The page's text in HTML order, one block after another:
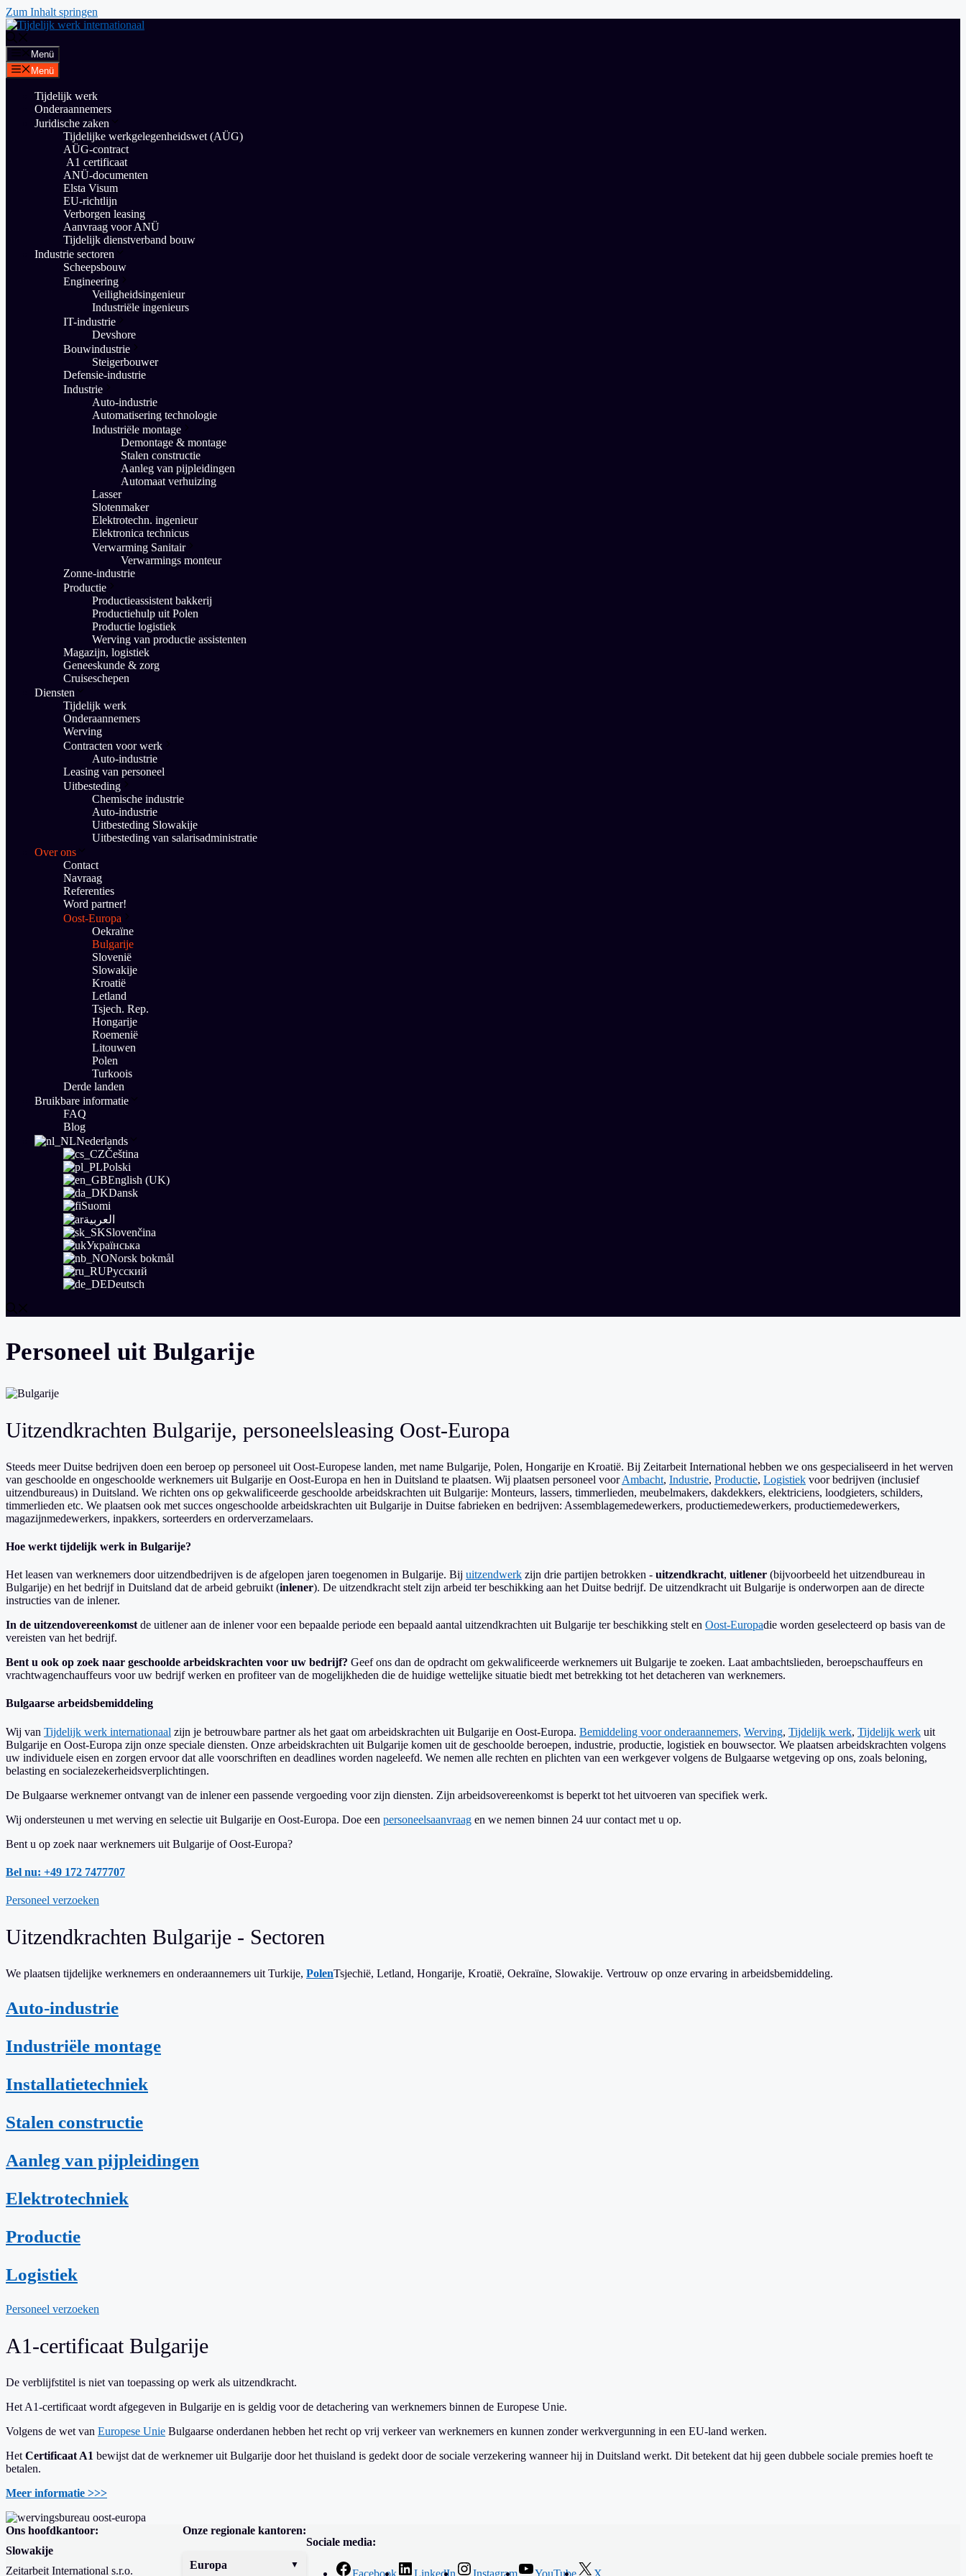
Zum Inhalt springen
Menü
Menü
Tijdelijk werk
Onderaannemers
Juridische zaken
Tijdelijke werkgelegenheidswet (AÜG)
AÜG-contract
A1 certificaat
ANÜ-documenten
Elsta Visum
EU-richtlijn
Verborgen leasing
Aanvraag voor ANÜ
Tijdelijk dienstverband bouw
Industrie sectoren
Scheepsbouw
Engineering
Veiligheidsingenieur
Industriële ingenieurs
IT-industrie
Devshore
Bouwindustrie
Steigerbouwer
Defensie-industrie
Industrie
Auto-industrie
Automatisering technologie
Industriële montage
Demontage & montage
Stalen constructie
Aanleg van pijpleidingen
Automaat verhuizing
Lasser
Slotenmaker
Elektrotechn. ingenieur
Elektronica technicus
Verwarming Sanitair
Verwarmings monteur
Zonne-industrie
Productie
Productieassistent bakkerij
Productiehulp uit Polen
Productie logistiek
Werving van productie assistenten
Magazijn, logistiek
Geneeskunde & zorg
Cruiseschepen
Diensten
Tijdelijk werk
Onderaannemers
Werving
Contracten voor werk
Auto-industrie
Leasing van personeel
Uitbesteding
Chemische industrie
Auto-industrie
Uitbesteding Slowakije
Uitbesteding van salarisadministratie
Over ons
Contact
Navraag
Referenties
Word partner!
Oost-Europa
Oekraïne
Bulgarije
Slovenië
Slowakije
Kroatië
Letland
Tsjech. Rep.
Hongarije
Roemenië
Litouwen
Polen
Turkoois
Derde landen
Bruikbare informatie
FAQ
Blog
Nederlands
Čeština
Polski
English (UK)
Dansk
Suomi
العربية
Slovenčina
Українська
Norsk bokmål
Русский
Deutsch
Personeel uit Bulgarije
Uitzendkrachten Bulgarije, personeelsleasing Oost-Europa
Steeds meer Duitse bedrijven doen een beroep op personeel uit Oost-Europese landen, met name Bulgarije, Polen, Hongarije en Kroatië. Bij Zeitarbeit International hebben we ons gespecialiseerd in het werven
van geschoolde en ongeschoolde werknemers uit Bulgarije en Oost-Europa en hen in Duitsland te plaatsen. Wij plaatsen personeel voorAmbacht, Industrie, Productie, Logistiek voor bedrijven (inclusief
uitzendbureaus) in Duitsland. We richten ons op gekwalificeerde geschoolde arbeidskrachten uit Bulgarije: Monteurs, lassers, timmerlieden, meubelmakers, dakdekkers, elektriciens, loodgieters, schilders,
timmerlieden etc. We plaatsen ook met succes ongeschoolde arbeidskrachten uit Bulgarije in Duitse fabrieken en bedrijven: Assemblagemedewerkers, productiemedewerkers, productiemedewerkers,
magazijnmedewerkers, inpakkers, sorteerders en orderverzamelaars.
Hoe werkt tijdelijk werk in Bulgarije?
Het leasen van werknemers door uitzendbedrijven is de afgelopen jaren toegenomen in Bulgarije. Bij uitzendwerk zijn drie partijen betrokken - uitzendkracht, uitlener (bijvoorbeeld het uitzendbureau in
Bulgarije) en het bedrijf in Duitsland dat de arbeid gebruikt (inlener). De uitzendkracht stelt zijn arbeid ter beschikking aan het Duitse bedrijf. De uitzendkracht uit Bulgarije is onderworpen aan de directe
instructies van de inlener.
In de uitzendovereenkomst de uitlener aan de inlener voor een bepaalde periode een bepaald aantal uitzendkrachten uit Bulgarije ter beschikking stelt en Oost-Europadie worden geselecteerd op basis van de
vereisten van het bedrijf.
Bent u ook op zoek naar geschoolde arbeidskrachten voor uw bedrijf? Geef ons dan de opdracht om gekwalificeerde werknemers uit Bulgarije te zoeken. Laat ambachtslieden, beroepschauffeurs en
vrachtwagenchauffeurs voor uw bedrijf werken en profiteer van de mogelijkheden die de huidige wettelijke situatie biedt met betrekking tot het detacheren van werknemers.
Bulgaarse arbeidsbemiddeling
Wij van Tijdelijk werk internationaal zijn je betrouwbare partner als het gaat om arbeidskrachten uit Bulgarije en Oost-Europa. Bemiddeling voor onderaannemers, Werving, Tijdelijk werk, Tijdelijk werk uit
Bulgarije en Oost-Europa zijn onze speciale diensten. Onze arbeidskrachten uit Bulgarije komen uit de geschoolde beroepen, industrie, productie, logistiek en bouwsector. We plaatsen arbeidskrachten volgens
uw individuele eisen en zorgen ervoor dat alle voorschriften en deadlines worden nageleefd. We nemen alle rechten en plichten van een werkgever volgens de Bulgaarse wetgeving op ons, zoals beloning,
belasting en socialezekerheidsverplichtingen.
De Bulgaarse werknemer ontvangt van de inlener een passende vergoeding voor zijn diensten. Zijn arbeidsovereenkomst is beperkt tot het uitvoeren van specifiek werk.
Wij ondersteunen u met werving en selectie uit Bulgarije en Oost-Europa. Doe een personeelsaanvraag en we nemen binnen 24 uur contact met u op.
Bent u op zoek naar werknemers uit Bulgarije of Oost-Europa?
Bel nu: +49 172 7477707
Personeel verzoeken
Uitzendkrachten Bulgarije - Sectoren
We plaatsen tijdelijke werknemers en onderaannemers uit Turkije, PolenTsjechië, Letland, Hongarije, Kroatië, Oekraïne, Slowakije. Vertrouw op onze ervaring in arbeidsbemiddeling.
Auto-industrie
Industriële montage
Installatietechniek
Stalen constructie
Aanleg van pijpleidingen
Elektrotechniek
Productie
Logistiek
Personeel verzoeken
A1-certificaat Bulgarije
De verblijfstitel is niet van toepassing op werk als uitzendkracht.
Het A1-certificaat wordt afgegeven in Bulgarije en is geldig voor de detachering van werknemers binnen de Europese Unie.
Volgens de wet van Europese Unie Bulgaarse onderdanen hebben het recht op vrij verkeer van werknemers en kunnen zonder werkvergunning in een EU-land werken.
Het Certificaat A1 bewijst dat de werknemer uit Bulgarije door het thuisland is gedekt door de sociale verzekering wanneer hij in Duitsland werkt. Dit betekent dat hij geen dubbele sociale premies hoeft te
betalen.
Meer informatie >>>
Ons hoofdkantoor:
Slowakije
Zeitarbeit International s.r.o.
Onze regionale kantoren:
Europa
Sociale media:
Facebook LinkedIn Instagram YouTube X